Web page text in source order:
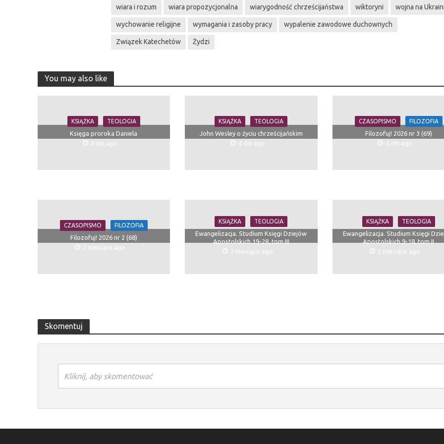
wiara i rozum wiara propozycjonalna wiarygodność chrześcijaństwa wiktoryni wojna na
wychowanie religijne wymagania i zasoby pracy wypalenie zawodowe duchownych
Związek Katechetów Żydzi
You may also like
KSIĄŻKA TEOLOGIA
Księga proroka Daniela
4 dni ago
KSIĄŻKA TEOLOGIA
John Wesley o życiu chrześcijańskim
4 dni ago
CZASOPISMO FILOZOFIA
Filozofuj! 2026 nr 3 (69)
4 dni ago
CZASOPISMO FILOZOFIA
Filozofuj! 2026 nr 2 (68)
2 miesiące ago
KSIĄŻKA TEOLOGIA
Ewangelizacja. Studium Księgi Dziejów
Apostolskich 19-28, tom III
2 miesiące ago
KSIĄŻKA TEOLOGIA
Ewangelizacja. Studium Księgi
Apostolskich 9-18, tom II
2 miesiące ago
Skomentuj
Kliknij, aby skomentować